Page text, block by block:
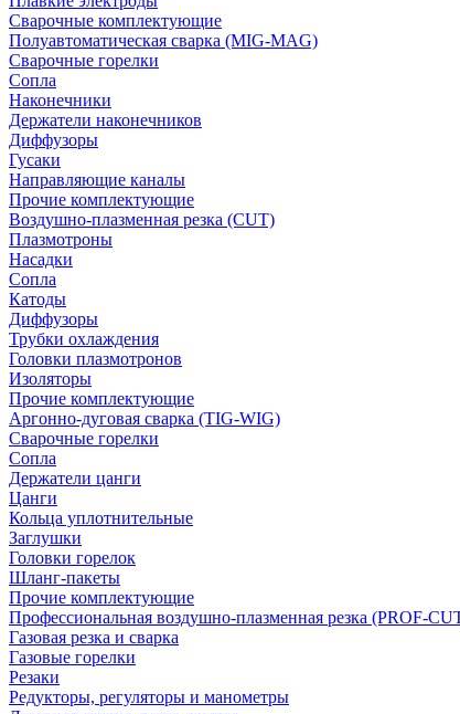
Сварочные комплектующие
Полуавтоматическая сварка (MIG-MAG)
Сварочные горелки
Сопла
Наконечники
Держатели наконечников
Диффузоры
Гусаки
Направляющие каналы
Прочие комплектующие
Воздушно-плазменная резка (CUT)
Плазмотроны
Насадки
Сопла
Катоды
Диффузоры
Трубки охлаждения
Головки плазмотронов
Изоляторы
Прочие комплектующие
Аргонно-дуговая сварка (TIG-WIG)
Сварочные горелки
Сопла
Держатели цанги
Цанги
Кольца уплотнительные
Заглушки
Головки горелок
Шланг-пакеты
Прочие комплектующие
Профессиональная воздушно-плазменная резка (PROF-
Газовая резка и сварка
Газовые горелки
Резаки
Редукторы, регуляторы и манометры